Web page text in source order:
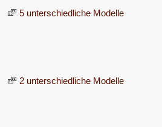
5 unterschiedliche Modelle
2 unterschiedliche Modelle